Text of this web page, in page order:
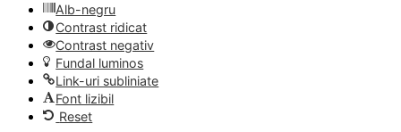
Alb-negru
Contrast ridicat
Contrast negativ
Fundal luminos
Link-uri subliniate
Font lizibil
Reset